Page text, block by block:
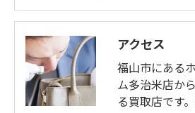
アクセス
福山市にある
ム多治米店か
る買取店です